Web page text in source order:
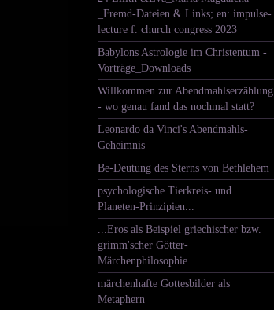
_Fremd-Dateien & Links; en: impulse-
lecture f. church congress 2023
Babylons Astrologie im Christentum -
Vorträge_Downloads
Willkommen zur Abendmahlserzählung
- wo genau fand das nochmal statt?
Leonardo da Vinci's Abendmahls-
Geheimnis
Be-Deutung des Sterns von Bethlehem
psychologische Tierkreis- und
Planeten-Prinzipien...
...Eros als Beispiel griechischer bzw.
grimm'scher Götter-
Märchenphilosophie
märchenhafte Gottesbilder als
Metaphern